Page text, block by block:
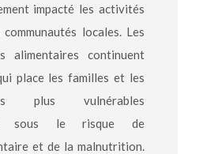
impacté les activités
locales. Les
alimentaires continuent
place les familles et les
plus vulnérables
sous le risque de
et de la malnutrition.